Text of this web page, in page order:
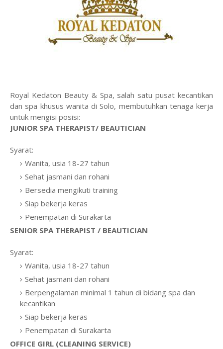
Royal Kedaton Beauty & Spa, salah satu pusat kecantikan
dan spa khusus wanita di Solo, membutuhkan tenaga kerja
untuk mengisi posisi:
JUNIOR SPA THERAPIST/ BEAUTICIAN
Syarat:
Wanita, usia 18-27 tahun
Sehat jasmani dan rohani
Bersedia mengikuti training
Siap bekerja keras
Penempatan di Surakarta
SENIOR SPA THERAPIST / BEAUTICIAN
Syarat:
Wanita, usia 18-27 tahun
Sehat jasmani dan rohani
Berpengalaman minimal 1 tahun di bidang spa dan
kecantikan
Siap bekerja keras
Penempatan di Surakarta
OFFICE GIRL (CLEANING SERVICE)